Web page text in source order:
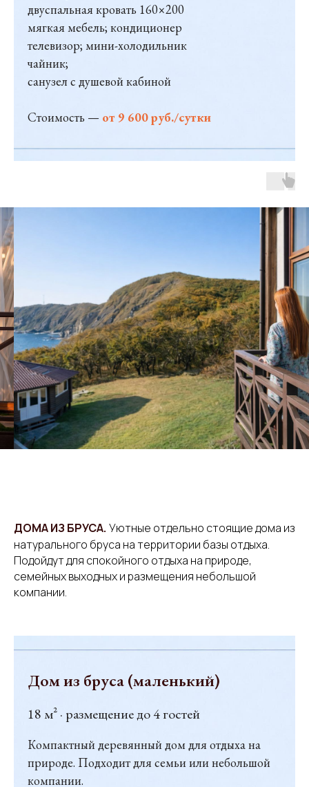
двуспальная кровать 160×200
мягкая мебель; кондиционер
телевизор; мини-холодильник
чайник;
санузел с душевой кабиной
Стоимость — от 9 600 руб./сутки
ДОМА ИЗ БРУСА. Уютные отдельно стоящие дома из
натурального бруса на территории базы отдыха.
Подойдут для спокойного отдыха на природе,
семейных выходных и размещения небольшой
компании.
Дом из бруса (маленький)
18 м² · размещение до 4 гостей
Компактный деревянный дом для отдыха на
природе. Подходит для семьи или небольшой
компании.